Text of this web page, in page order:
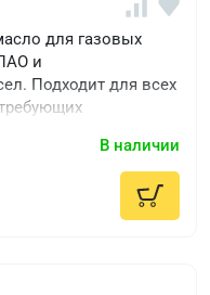
для газовых
и
Подходит для всех
В наличии